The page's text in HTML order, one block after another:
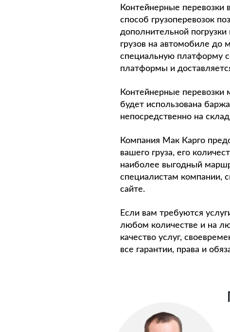
Контейнерные перевозки
способ грузоперевозок
дополнительной
грузов на автомобиле до
специальную платформу
платформы и
Контейнерные перевозки
будет использована
непосредственно на
Компания Мак Карго
вашего груза, его
наиболее выгодный
специалистам компании,
сайте.
Если вам требуются
любом количестве и на
качество услуг,
все гарантии, права и